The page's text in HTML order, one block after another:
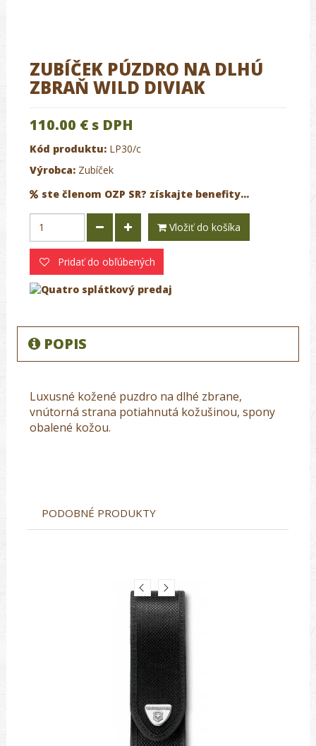
ZUBÍČEK PÚZDRO NA DLHÚ
ZBRAŇ WILD DIVIAK
110.00 € s DPH
Kód produktu: LP30/c
Výrobca: Zubíček
ste členom OZP SR? získajte benefity...
Vložiť do košíka
Pridať do obľúbených
POPIS
Luxusné kožené puzdro na dlhé zbrane,
vnútorná strana potiahnutá kožušinou, spony
obalené kožou.
PODOBNÉ PRODUKTY